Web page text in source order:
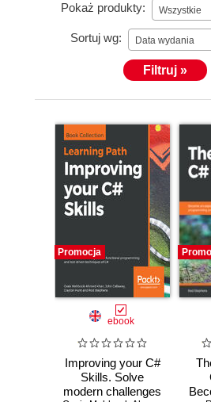
Pokaż produkty: Wszystkie
Sortuj wg: Data wydania
Filtruj »
Promocja
ebook
Improving your C#
Skills. Solve
modern challenges